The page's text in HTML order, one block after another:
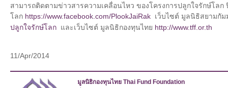
สามารถติดตามข่าวสารความเคลื่อนไหว ของโครงการปลูกใจรักษ์โลก
โลก https://www.facebook.com/PlookJaiRak เว็บไซต์ มูลนิธิสยามกั
ปลูกใจรักษ์โลก และเว็บไซต์ มูลนิธิกองทุนไทย http://www.tff.or.th
11/Apr/2014
มูลนิธิกองทุนไทย Thai Fund Foundation